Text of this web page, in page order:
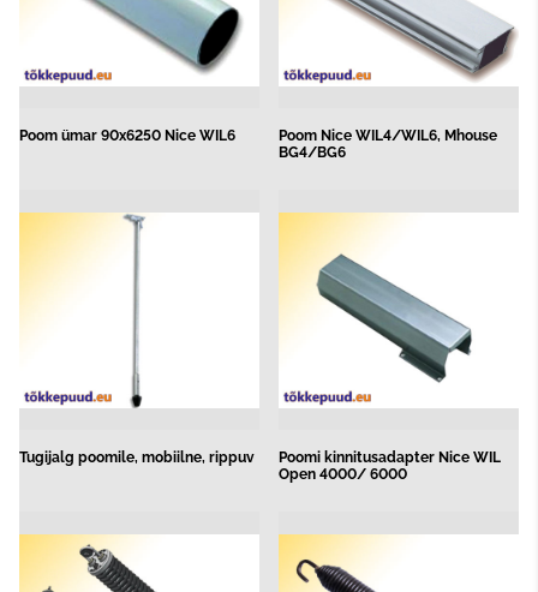
Poom ümar 90x6250 Nice WIL6
Poom Nice WIL4/WIL6, Mhouse
BG4/BG6
Tugijalg poomile, mobiilne, rippuv
Poomi kinnitusadapter Nice WIL
Open 4000/ 6000